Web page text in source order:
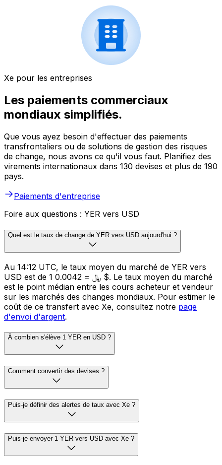
Xe pour les entreprises
Les paiements commerciaux
mondiaux simplifiés.
Que vous ayez besoin d'effectuer des paiements
transfrontaliers ou de solutions de gestion des risques
de change, nous avons ce qu'il vous faut. Planifiez des
virements internationaux dans 130 devises et plus de 190
pays.
Paiements d'entreprise
Foire aux questions : YER vers USD
Quel est le taux de change de YER vers USD aujourd'hui ?
Au 14:12 UTC, le taux moyen du marché de YER vers
USD est de 1 ﷼ = 0.0042 $. Le taux moyen du marché
est le point médian entre les cours acheteur et vendeur
sur les marchés des changes mondiaux. Pour estimer le
coût de ce transfert avec Xe, consultez notre page
d'envoi d'argent.
À combien s'élève 1 YER en USD ?
Comment convertir des devises ?
Puis-je définir des alertes de taux avec Xe ?
Puis-je envoyer 1 YER vers USD avec Xe ?